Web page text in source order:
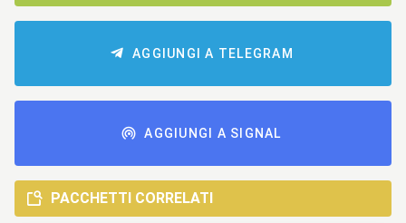
AGGIUNGI A TELEGRAM
AGGIUNGI A SIGNAL
PACCHETTI CORRELATI